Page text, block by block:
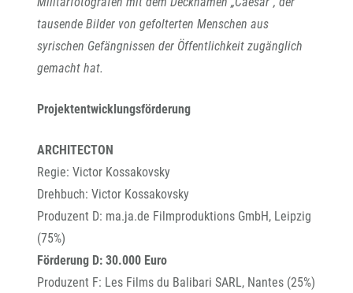
tausende Bilder von gefolterten Menschen aus
syrischen Gefängnissen der Öffentlichkeit zugänglich
gemacht hat.
Projektentwicklungsförderung
ARCHITECTON
Regie: Victor Kossakovsky
Drehbuch: Victor Kossakovsky
Produzent D: ma.ja.de Filmproduktions GmbH, Leipzig
(75%)
Förderung D: 30.000 Euro
Produzent F: Les Films du Balibari SARL, Nantes (25%)